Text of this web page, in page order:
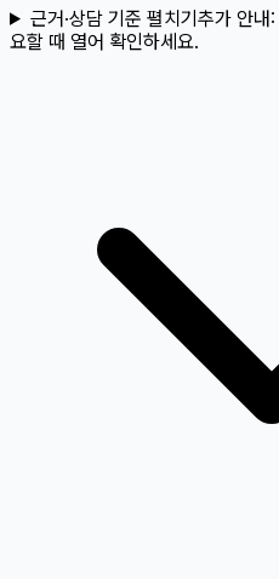
근거·상담 기준 펼치기추가 안내:
요할 때 열어 확인하세요.